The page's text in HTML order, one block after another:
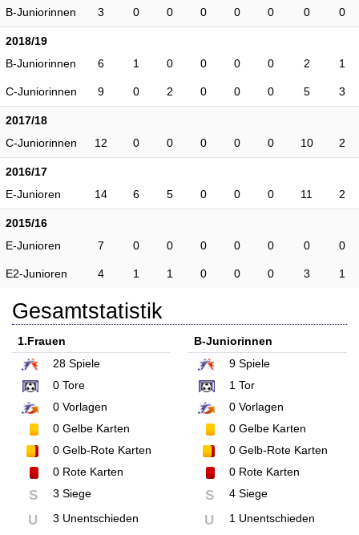
B-Juniorinnen
3 0 0 0 0 0 0 0
2018/19
B-Juniorinnen
6 1 0 0 0 0 2 1
C-Juniorinnen 9 0 2 0 0 0 5 3
2017/18
C-Juniorinnen
12 0 0 0 0 0 10 2
2016/17
E-Junioren
14 6 5 0 0 0 11 2
2015/16
E-Junioren
7 0 0 0 0 0 0 0
E2-Junioren 4 1 1 0 0 0 3 1
Gesamtstatistik
1.Frauen
28 Spiele
0 Tore
0 Vorlagen
0 Gelbe Karten
0 Gelb-Rote Karten
0 Rote Karten
S 3 Siege
U 3 Unentschieden
B-Juniorinnen
9Spiele
1Tor
0Vorlagen
0Gelbe Karten
0Gelb-Rote Karten
0Rote Karten
S 4 Siege
U 1 Unentschieden